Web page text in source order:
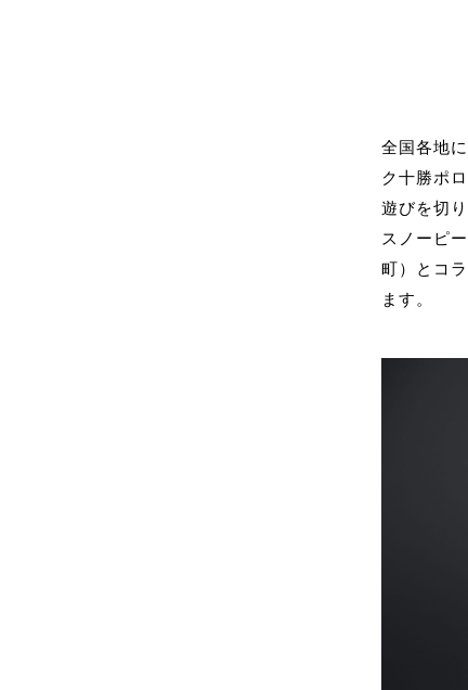
全国各地
ク十勝ポ
遊びを切
スノーピ
町）とコ
ます。